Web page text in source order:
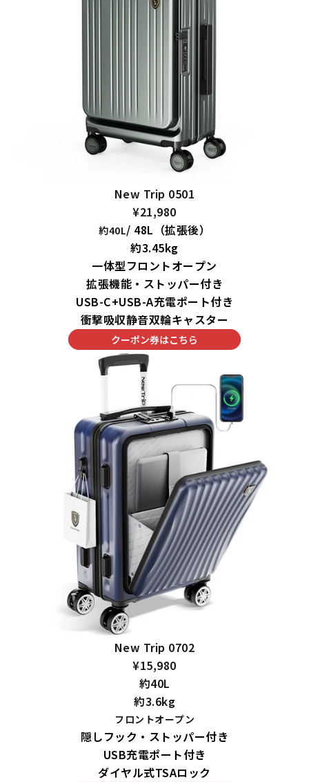
New Trip 0501
¥21,980
約40L/ 48L（拡張後）
約3.45kg
一体型フロントオープン
拡張機能・ストッパー付き
USB-C+USB-A充電ポート付き
衝撃吸収静音双輪キャスター
クーポン券はこちら
New Trip 0702
¥15,980
約40L
約3.6kg
フロントオープン
隠しフック・ストッパー付き
USB充電ポート付き
ダイヤル式TSAロック